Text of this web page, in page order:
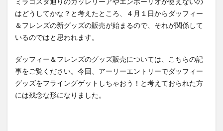
はどうしてかな？と考えたところ、４月１日からダッフィー
＆フレンズの新グッズの販売が始まるので、それが関係して
いるのではと思われます。
ダッフィー＆フレンズのグッズ販売については、こちらの記
事をご覧ください。今回、アーリーエントリーでダッフィー
グッズをフライングゲットしちゃおう！と考えておられた方
には残念な形になりました。